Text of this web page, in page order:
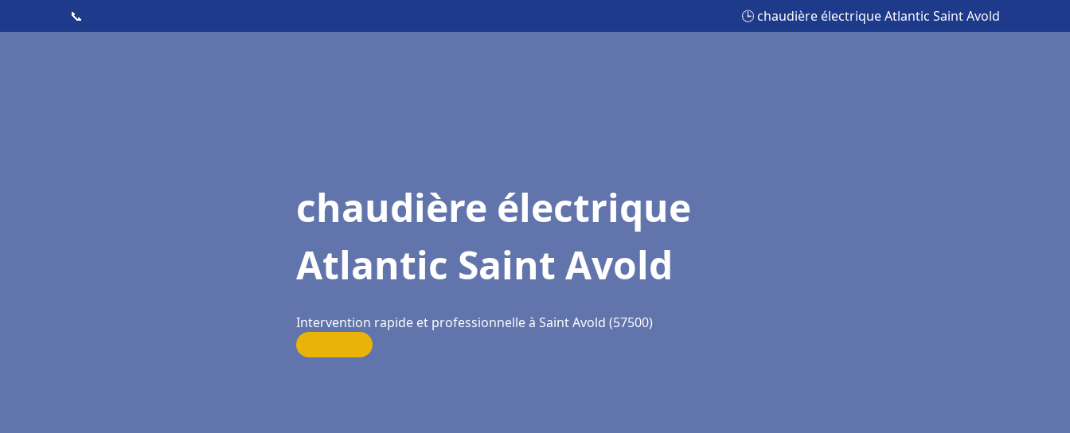
📞 🕒 chaudière électrique Atlantic Saint Avold
chaudière électrique
Atlantic Saint Avold
Intervention rapide et professionnelle à Saint Avold (57500)